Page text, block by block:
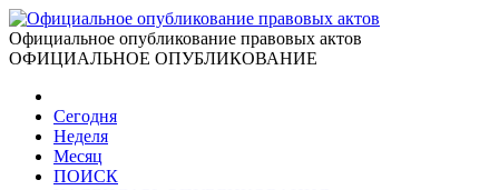
Официальное опубликование правовых актов
ОФИЦИАЛЬНОЕ ОПУБЛИКОВАНИЕ
Сегодня
Неделя
Месяц
ПОИСК